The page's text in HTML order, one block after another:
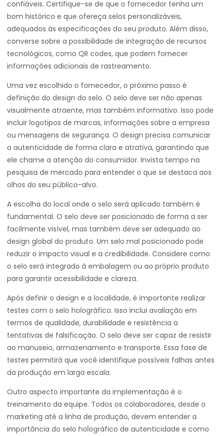
confiáveis. Certifique-se de que o fornecedor tenha um
bom histórico e que ofereça selos personalizáveis,
adequados às especificações do seu produto. Além disso,
converse sobre a possibilidade de integração de recursos
tecnológicos, como QR codes, que podem fornecer
informações adicionais de rastreamento.
Uma vez escolhido o fornecedor, o próximo passo é
definição do design do selo. O selo deve ser não apenas
visualmente atraente, mas também informativo. Isso pode
incluir logotipos de marcas, informações sobre a empresa
ou mensagens de segurança. O design precisa comunicar
a autenticidade de forma clara e atrativa, garantindo que
ele chame a atenção do consumidor. Invista tempo na
pesquisa de mercado para entender o que se destaca aos
olhos do seu público-alvo.
A escolha do local onde o selo será aplicado também é
fundamental. O selo deve ser posicionado de forma a ser
facilmente visível, mas também deve ser adequado ao
design global do produto. Um selo mal posicionado pode
reduzir o impacto visual e a credibilidade. Considere como
o selo será integrado à embalagem ou ao próprio produto
para garantir acessibilidade e clareza.
Após definir o design e a localidade, é importante realizar
testes com o selo holográfico. Isso inclui avaliação em
termos de qualidade, durabilidade e resistência a
tentativas de falsificação. O selo deve ser capaz de resistir
ao manuseio, armazenamento e transporte. Essa fase de
testes permitirá que você identifique possíveis falhas antes
da produção em larga escala.
Outro aspecto importante da implementação é o
treinamento da equipe. Todos os colaboradores, desde o
marketing até a linha de produção, devem entender a
importância do selo holográfico de autenticidade e como